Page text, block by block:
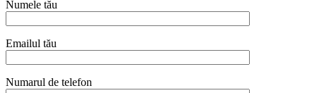
Numele tău
Emailul tău
Numarul de telefon